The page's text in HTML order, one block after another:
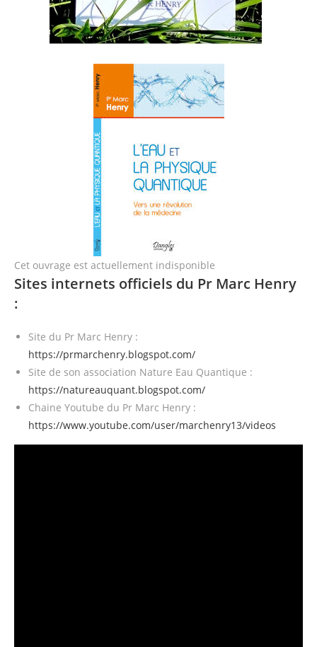
Cet ouvrage est actuellement indisponible
Sites internets officiels du Pr Marc Henry
:
Site du Pr Marc Henry :
https://prmarchenry.blogspot.com/
Site de son association Nature Eau Quantique :
https://natureauquant.blogspot.com/
Chaine Youtube du Pr Marc Henry :
https://www.youtube.com/user/marchenry13/videos